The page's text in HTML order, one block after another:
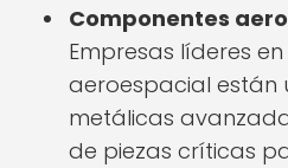
Componentes
Empresas líderes
aeroespacial están
metálicas
de piezas críticas